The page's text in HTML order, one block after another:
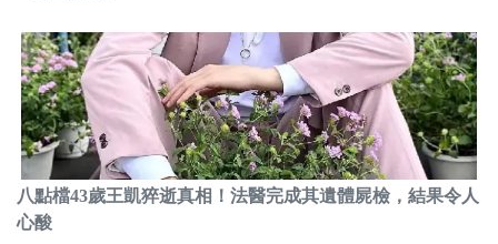
八點檔43歲王凱猝逝真相！法醫完成其遺體屍檢，結果令人
心酸